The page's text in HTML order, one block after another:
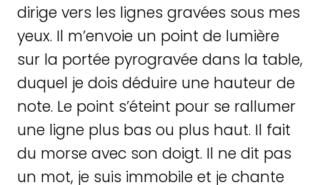
dirige vers les lignes gravées sous mes
yeux. Il m’envoie un point de lumière
sur la portée pyrogravée dans la table,
duquel je dois déduire une hauteur de
note. Le point s’éteint pour se rallumer
une ligne plus bas ou plus haut. Il fait
du morse avec son doigt. Il ne dit pas
un mot, je suis immobile et je chante